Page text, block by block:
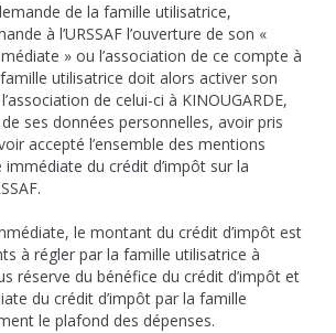
de la famille utilisatrice,
à l’URSSAF l’ouverture de son «
» ou l’association de ce compte à
famille utilisatrice doit alors activer son
de celui-ci à KINOUGARDE,
ses données personnelles, avoir pris
accepté l’ensemble des mentions
immédiate du crédit d’impôt sur la
le montant du crédit d’impôt est
à régler par la famille utilisatrice à
réserve du bénéfice du crédit d’impôt et
du crédit d’impôt par la famille
le plafond des dépenses.